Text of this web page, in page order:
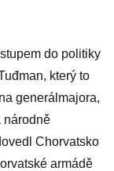
do politiky
který to
generálmajora,
národně
Chorvatsko
armádě